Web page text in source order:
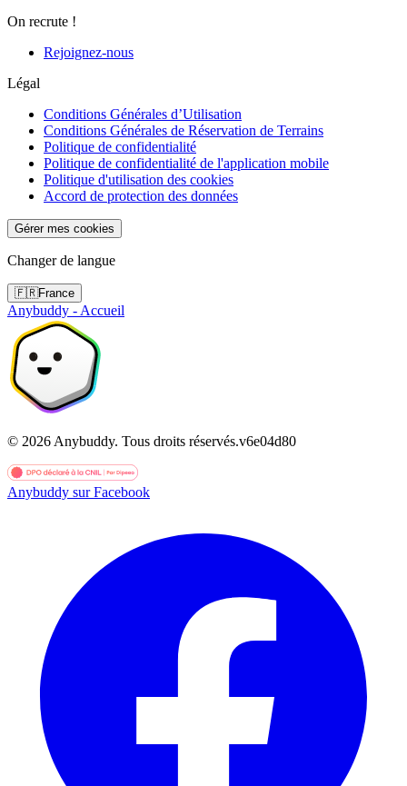
On recrute !
Rejoignez-nous
Légal
Conditions Générales d’Utilisation
Conditions Générales de Réservation de Terrains
Politique de confidentialité
Politique de confidentialité de l'application mobile
Politique d'utilisation des cookies
Accord de protection des données
Gérer mes cookies
Changer de langue
🇫🇷France
Anybuddy - Accueil
© 2026 Anybuddy. Tous droits réservés.v6e04d80
Anybuddy sur Facebook